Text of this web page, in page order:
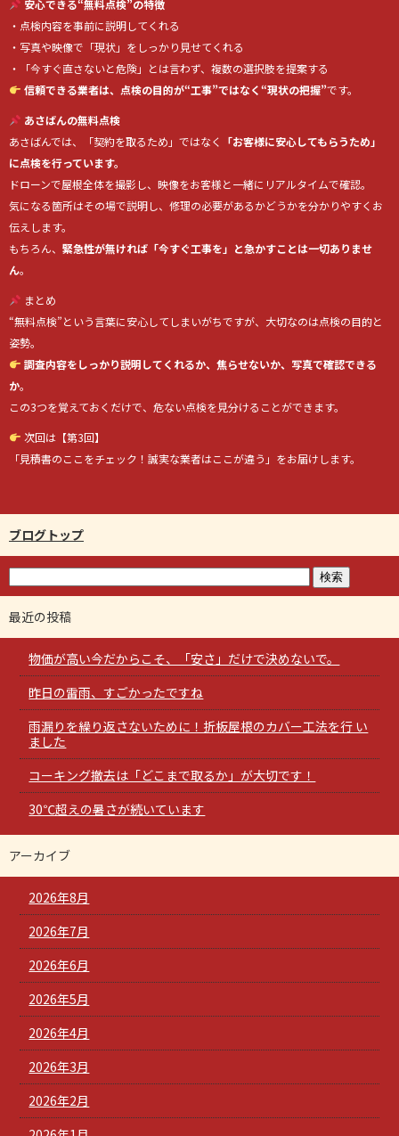
安心できる“無料点検”の特徴
・点検内容を事前に説明してくれる
・写真や映像で「現状」をしっかり見せてくれる
・「今すぐ直さないと危険」とは言わず、複数の選択肢を提案する
信頼できる業者は、点検の目的が“工事”ではなく“現状の把握”です。
あさばんの無料点検
あさばんでは、「契約を取るため」ではなく 「お客様に安心してもらうため」
に点検を行っています。
ドローンで屋根全体を撮影し、映像をお客様と一緒にリアルタイムで確認。
気になる箇所はその場で説明し、修理の必要があるかどうかを分かりやすくお
伝えします。
もちろん、 緊急性が無ければ「今すぐ工事を」と急かすことは一切ありませ
ん。
まとめ
“無料点検”という言葉に安心してしまいがちですが、大切なのは点検の目的と
姿勢。
調査内容をしっかり説明してくれるか、焦らせないか、写真で確認できる
か。
この3つを覚えておくだけで、危ない点検を見分けることができます。
次回は【第3回】
「見積書のここをチェック！誠実な業者はここが違う」をお届けします。
ブログトップ
最近の投稿
物価が高い今だからこそ、「安さ」だけで決めないで。
昨日の雷雨、すごかったですね
雨漏りを繰り返さないために！折板屋根のカバー工法を行 い
ました
コーキング撤去は「どこまで取るか」が大切です！
30℃超えの暑さが続いています
アーカイブ
2026年8月
2026年7月
2026年6月
2026年5月
2026年4月
2026年3月
2026年2月